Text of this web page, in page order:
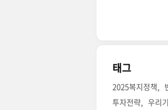
태그
2025복지정책
투자전략
우리